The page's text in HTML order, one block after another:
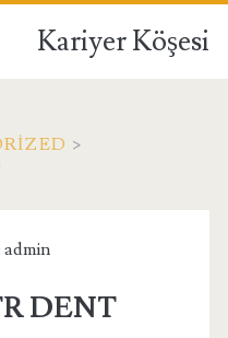
Kariyer Köşesi
>
admin
DENT